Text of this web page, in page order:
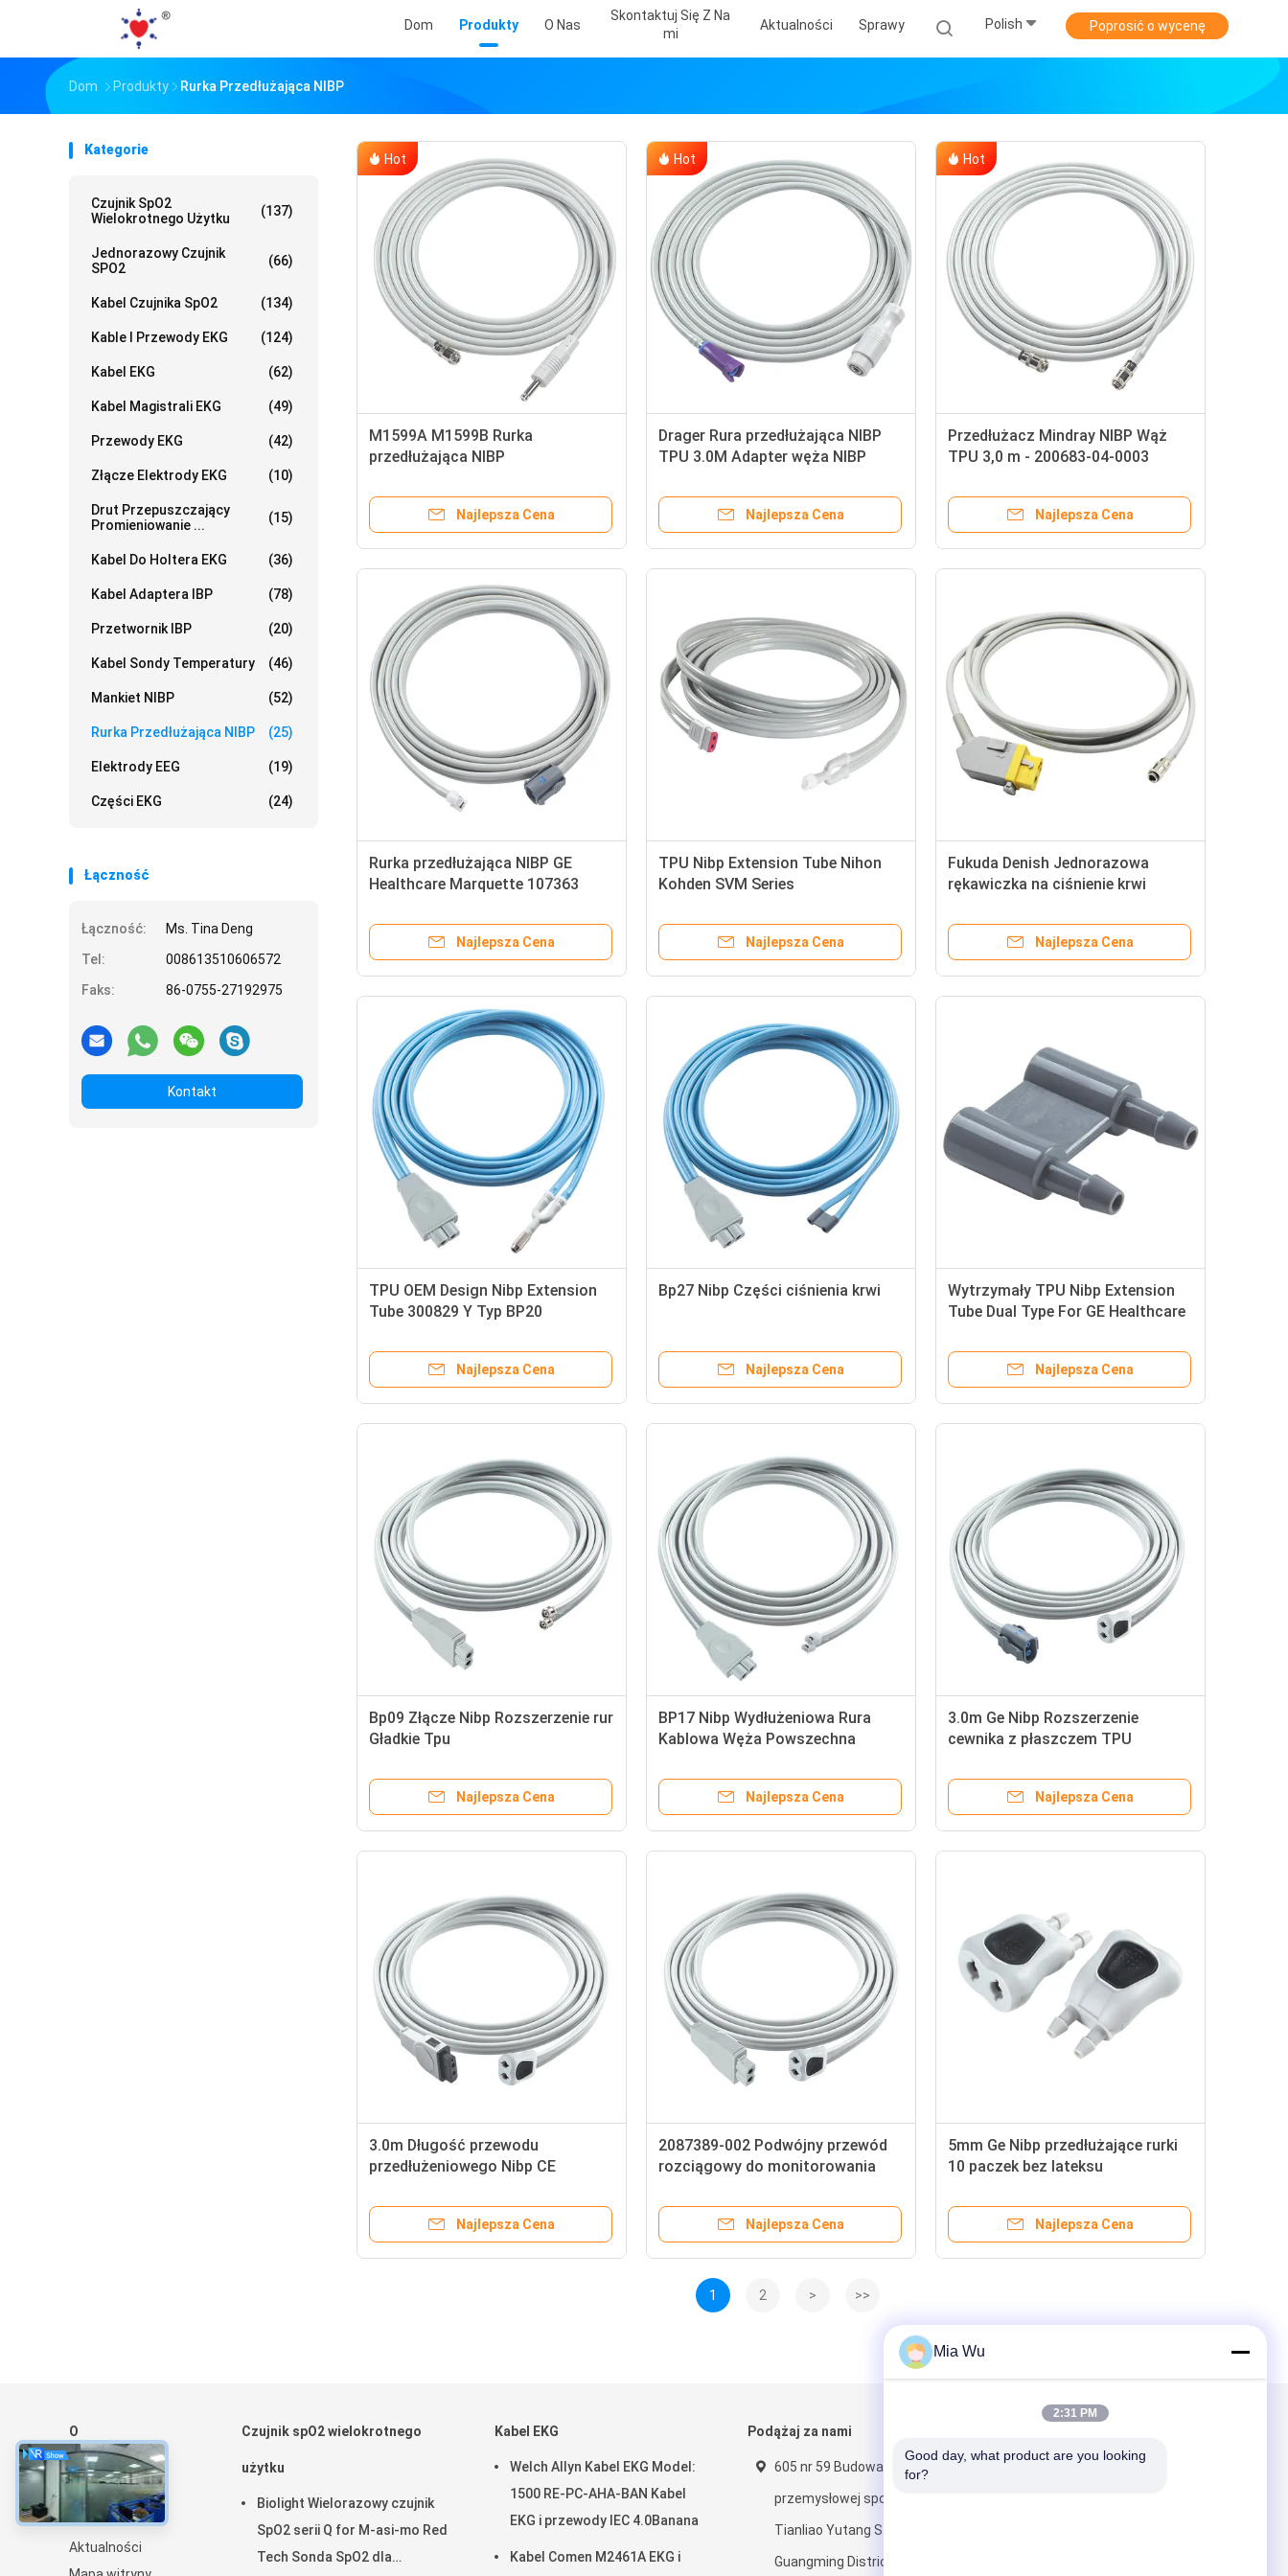
Dom Produkty O Nas
Skontaktuj Się Z Na
Mi
Aktualności Sprawy Polish Poprosić o wycenę
Dom Produkty Rurka Przedłużająca NIBP
Kategorie
Czujnik SpO2
Wielokrotnego Użytku
(137)
Jednorazowy Czujnik
SPO2
(66)
Kabel Czujnika SpO2 (134)
Kable I Przewody EKG (124)
Kabel EKG (62)
Kabel Magistrali EKG (49)
Przewody EKG (42)
Złącze Elektrody EKG (10)
Drut Przepuszczający
Promieniowanie ...
(15)
Kabel Do Holtera EKG (36)
Kabel Adaptera IBP (78)
Przetwornik IBP (20)
Kabel Sondy Temperatury (46)
Mankiet NIBP (52)
Rurka Przedłużająca NIBP (25)
Elektrody EEG (19)
Części EKG (24)
Łączność
Łączność:
Ms. Tina Deng
Tel:
008613510606572
Faks:
86-0755-27192975
Kontakt
Hot
M1599A M1599B Rurka
przedłużająca NIBP
Najlepsza Cena
Hot
Drager Rura przedłużająca NIBP
TPU 3.0M Adapter węża NIBP
Najlepsza Cena
Hot
Przedłużacz Mindray NIBP Wąż
TPU 3,0 m - 200683-04-0003
Najlepsza Cena
Rurka przedłużająca NIBP GE
Healthcare Marquette 107363
B650 V100
Najlepsza Cena
TPU Nibp Extension Tube Nihon
Kohden SVM Series
Najlepsza Cena
Fukuda Denish Jednorazowa
rękawiczka na ciśnienie krwi
Najlepsza Cena
TPU OEM Design Nibp Extension
Tube 300829 Y Typ BP20
Najlepsza Cena
Bp27 Nibp Części ciśnienia krwi
Najlepsza Cena
Wytrzymały TPU Nibp Extension
Tube Dual Type For GE Healthcare
Najlepsza Cena
Bp09 Złącze Nibp Rozszerzenie rur
Gładkie Tpu
Najlepsza Cena
BP17 Nibp Wydłużeniowa Rura
Kablowa Węża Powszechna
Najlepsza Cena
3.0m Ge Nibp Rozszerzenie
cewnika z płaszczem TPU
Najlepsza Cena
3.0m Długość przewodu
przedłużeniowego Nibp CE
Najlepsza Cena
2087389-002 Podwójny przewód
rozciągowy do monitorowania
Najlepsza Cena
5mm Ge Nibp przedłużające rurki
10 paczek bez lateksu
Najlepsza Cena
1 2 > >>
O
Dom
Produkty
O nas
Aktualności
Czujnik spO2 wielokrotnego
użytku
Biolight Wielorazowy czujnik
SpO2 serii Q for M-asi-mo Red
Tech Sonda SpO2 dla
Kabel EKG
Welch Allyn Kabel EKG Model:
1500 RE-PC-AHA-BAN Kabel
EKG i przewody IEC 4.0Banana
Kabel Comen M2461A EKG i
Podążaj za nami
605 nr 59 Budowa drugiej
przemysłowej społeczności
Tianliao Yutang Street
Guangming District
Mia Wu
2:31 PM
Good day, what product are you looking
for?